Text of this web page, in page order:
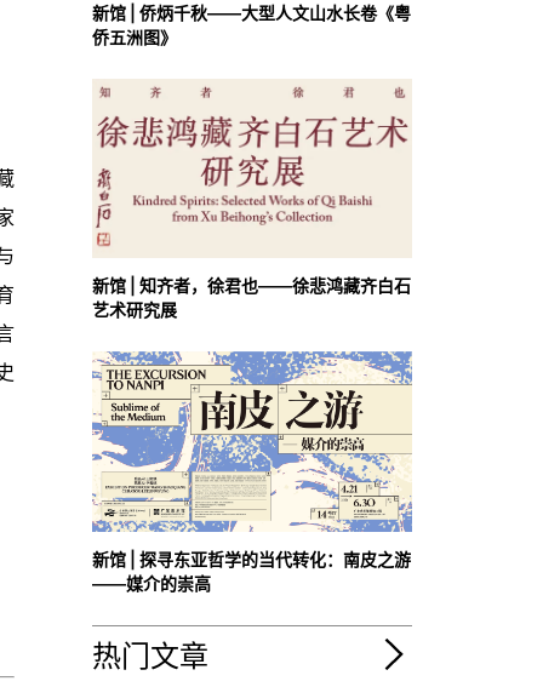
新馆 | 侨炳千秋——大型人文山水长卷《粤
侨五洲图》
新馆 | 知齐者，徐君也——徐悲鸿藏齐白石
艺术研究展
新馆 | 探寻东亚哲学的当代转化：南皮之游
——媒介的崇高
热门文章